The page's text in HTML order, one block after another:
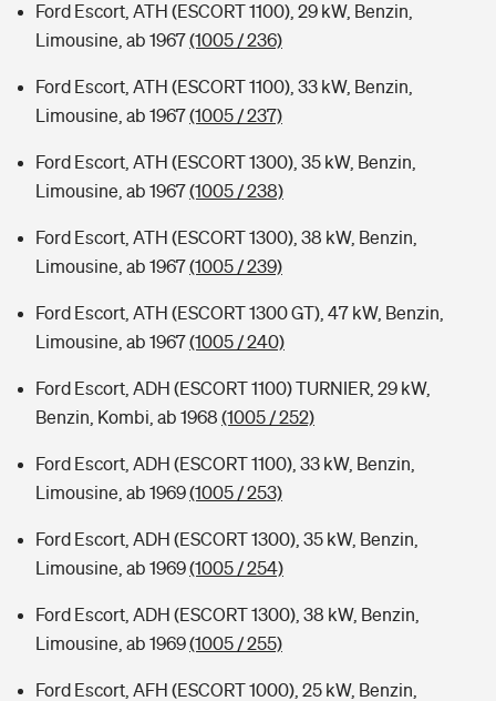
Ford Escort, ATH (ESCORT 1100), 29 kW, Benzin,
Limousine, ab 1967(1005 / 236)
Ford Escort, ATH (ESCORT 1100), 33 kW, Benzin,
Limousine, ab 1967(1005 / 237)
Ford Escort, ATH (ESCORT 1300), 35 kW, Benzin,
Limousine, ab 1967(1005 / 238)
Ford Escort, ATH (ESCORT 1300), 38 kW, Benzin,
Limousine, ab 1967(1005 / 239)
Ford Escort, ATH (ESCORT 1300 GT), 47 kW, Benzin,
Limousine, ab 1967(1005 / 240)
Ford Escort, ADH (ESCORT 1100) TURNIER, 29 kW,
Benzin, Kombi, ab 1968 (1005 / 252)
Ford Escort, ADH (ESCORT 1100), 33 kW, Benzin,
Limousine, ab 1969(1005 / 253)
Ford Escort, ADH (ESCORT 1300), 35 kW, Benzin,
Limousine, ab 1969(1005 / 254)
Ford Escort, ADH (ESCORT 1300), 38 kW, Benzin,
Limousine, ab 1969(1005 / 255)
Ford Escort, AFH (ESCORT 1000), 25 kW, Benzin,